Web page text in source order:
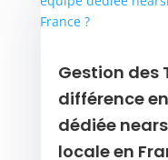
Gestion des
différence
dédiée
locale en